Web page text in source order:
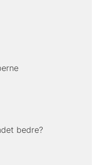
bedre?